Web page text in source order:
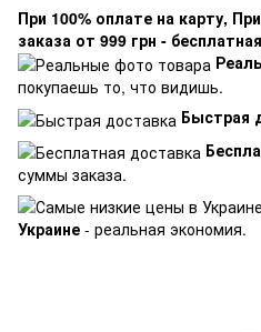
При 100% оплате на карту,
заказа от 999 грн -
покупаешь то, что видишь.
Быстрая
суммы заказа.
Украине - реальная экономия.